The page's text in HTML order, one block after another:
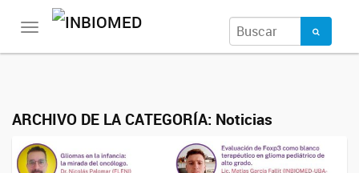
Toggle
ARCHIVO DE LA CATEGORÍA: Noticias